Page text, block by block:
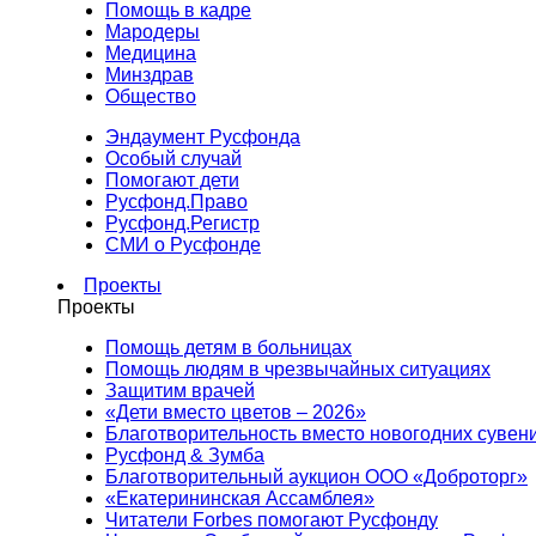
Помощь в кадре
Мародеры
Медицина
Минздрав
Общество
Эндаумент Русфонда
Особый случай
Помогают дети
Русфонд.Право
Русфонд.Регистр
СМИ о Русфонде
Проекты
Проекты
Помощь детям в больницах
Помощь людям в чрезвычайных ситуациях
Защитим врачей
«Дети вместо цветов – 2026»
Благотворительность вместо новогодних
Русфонд & Зумба
Благотворительный аукцион ООО «Доброторг»
«Екатерининская Ассамблея»
Читатели Forbes помогают Русфонду